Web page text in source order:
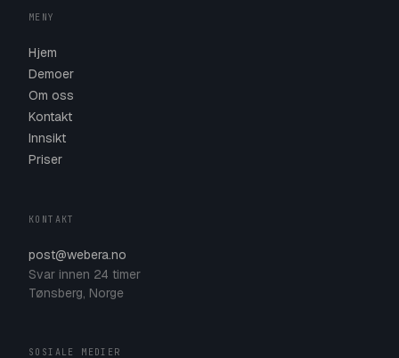
MENY
Hjem
Demoer
Om oss
Kontakt
Innsikt
Priser
KONTAKT
post@webera.no
Svar innen 24 timer
Tønsberg, Norge
SOSIALE MEDIER